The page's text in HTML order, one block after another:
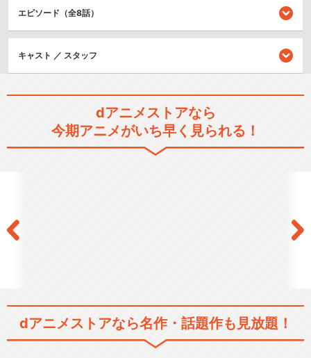
日常/ほのぼの
エピソード（全8話）
キャスト ／ スタッフ
dアニメストアなら
今期アニメがいち早く見られる！
dアニメストアなら名作・話題作も見放題！